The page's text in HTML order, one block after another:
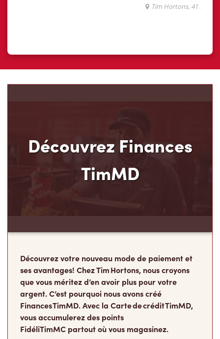
Découvrez Finances
TimMD
Découvrez votre nouveau mode de paiement et
ses avantages! Chez Tim Hortons, nous croyons
que vous méritez d’en avoir plus pour votre
argent. C’est pourquoi nous avons créé
Finances TimMD. Avec la Carte de crédit TimMD,
vous accumulerez des points
FidéliTimMC partout où vous magasinez.